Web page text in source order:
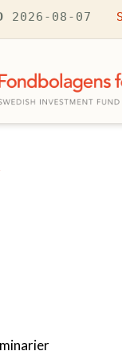
2026-08-07
fÃ¶r